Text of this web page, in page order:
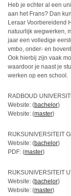
Heb je echter al een
aan het Frans? Dan
Leraar Voorbereidend
natuurlijk wegwerken,
jaar een volledige
vmbo, onder- en
Ook hierbij zijn vaak
waardoor je naast je
werken op een school.
RADBOUD
Website: (bachelor)
Website: (master)
RIJKSUNIVERSITEIT
Website: (bachelor)
PDF: (master)
RIJKSUNIVERSITEIT
Website: (bachelor)
Website: (master)